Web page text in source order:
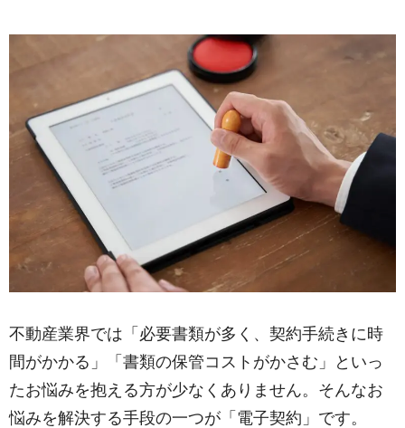
不動産業界では「必要書類が多く、契約手続きに時
間がかかる」「書類の保管コストがかさむ」といっ
たお悩みを抱える方が少なくありません。そんなお
悩みを解決する手段の一つが「電子契約」です。